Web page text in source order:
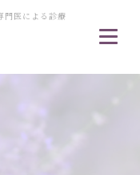
門医による診療